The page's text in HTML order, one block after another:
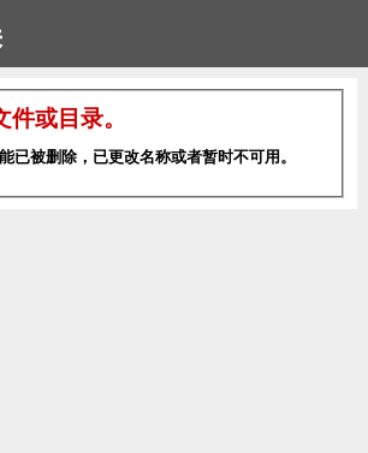
或目录。
已被删除，已更改名称或者暂时不可用。